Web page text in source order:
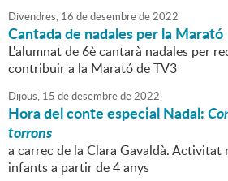
Divendres, 16 dedesembrede2022
Cantada de nadales per la Marató
L'alumnat de 6è cantarà nadales per
contribuir a la Marató de TV3
Dijous, 15 dedesembrede2022
Hora del conte especial Nadal:
torrons
a carrec de la Clara Gavaldà. Activitat
infants a partir de 4 anys